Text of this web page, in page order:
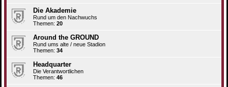
Die Akademie
Rund um den Nachwuchs
Themen: 20
Around the GROUND
Rund ums alte / neue Stadion
Themen: 34
Headquarter
Die Verantwortlichen
Themen: 46